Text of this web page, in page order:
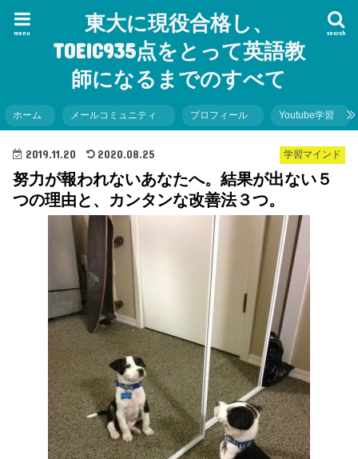
東大に現役合格し、
TOEIC935点をとって英語教
師になるまでのすべて
search
menu
ホーム メールコミュニティ プロフィール Youtube学習
学習マインド
2019.11.20 2020.08.25
努力が報われないあなたへ。結果が出ない５
つの理由と、カンタンな改善法３つ。